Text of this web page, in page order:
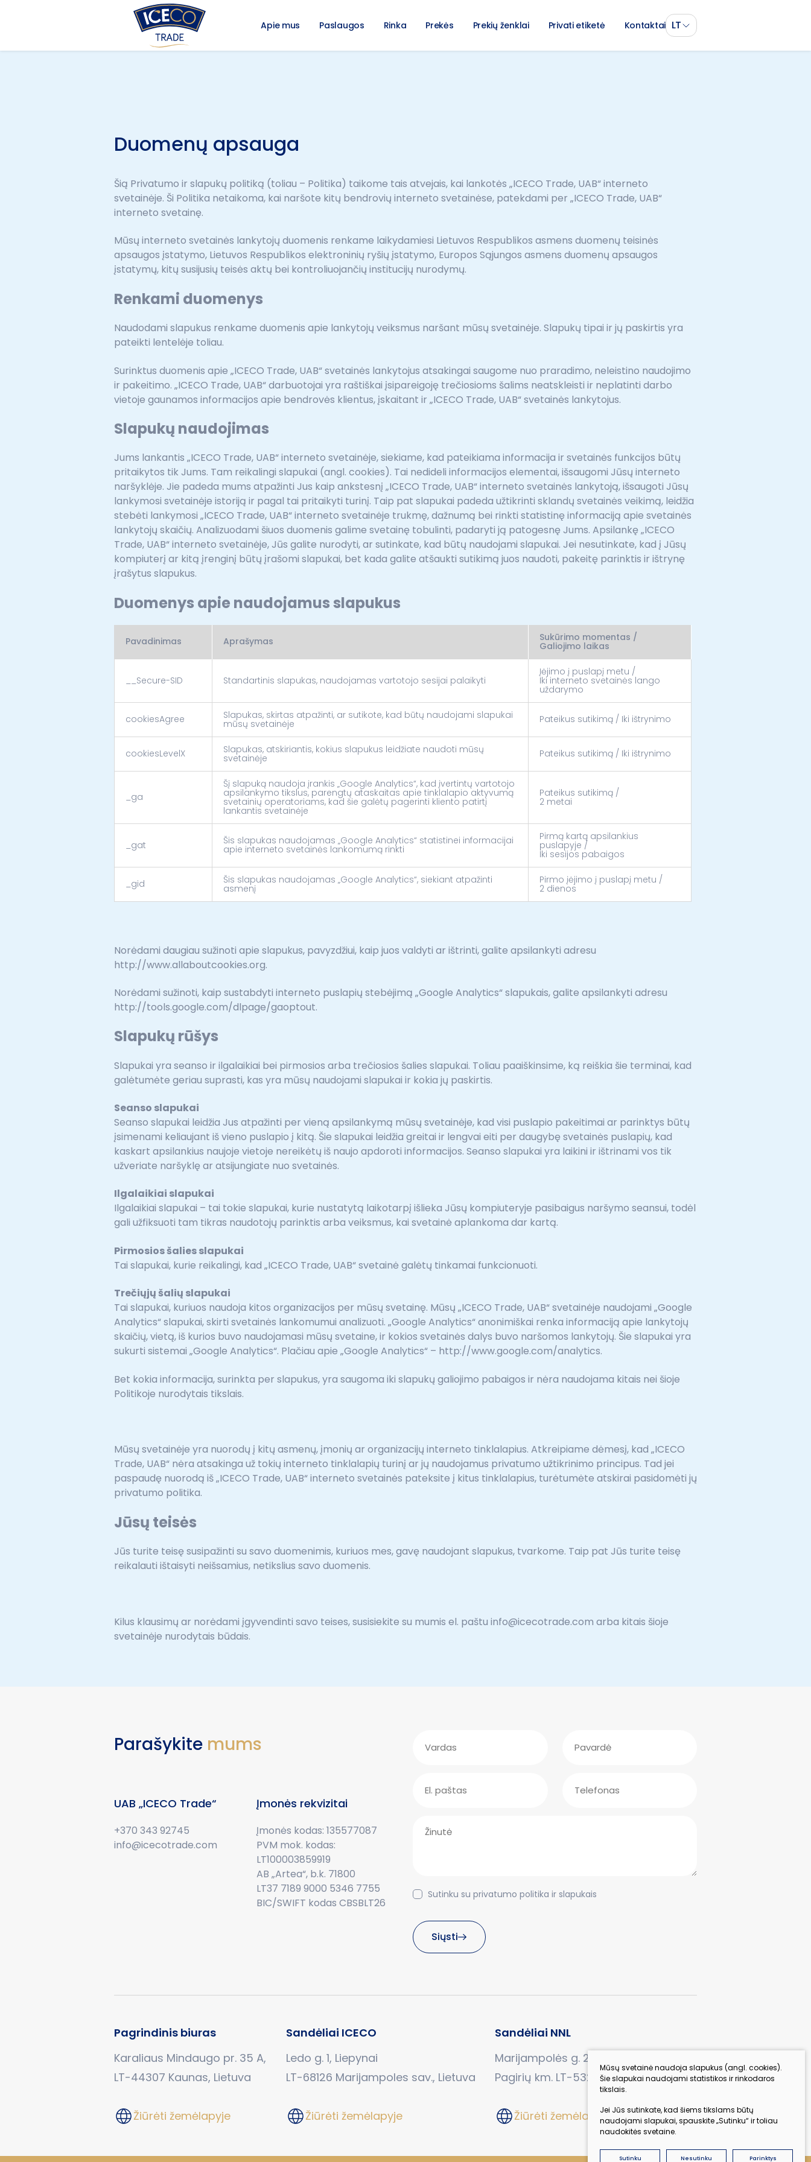
Apie mus Paslaugos Rinka Prekės Prekių ženklai Privati etiketė Kontaktai LT
Duomenų apsauga
Šią Privatumo ir slapukų politiką (toliau – Politika) taikome tais atvejais, kai lankotės „ICECO Trade, UAB“ interneto
svetainėje. Ši Politika netaikoma, kai naršote kitų bendrovių interneto svetainėse, patekdami per „ICECO Trade, UAB“
interneto svetainę.
Mūsų interneto svetainės lankytojų duomenis renkame laikydamiesi Lietuvos Respublikos asmens duomenų teisinės
apsaugos įstatymo, Lietuvos Respublikos elektroninių ryšių įstatymo, Europos Sąjungos asmens duomenų apsaugos
įstatymų, kitų susijusių teisės aktų bei kontroliuojančių institucijų nurodymų.
Renkami duomenys
Naudodami slapukus renkame duomenis apie lankytojų veiksmus naršant mūsų svetainėje. Slapukų tipai ir jų paskirtis yra
pateikti lentelėje toliau.
Surinktus duomenis apie „ICECO Trade, UAB“ svetainės lankytojus atsakingai saugome nuo praradimo, neleistino naudojimo
ir pakeitimo. „ICECO Trade, UAB“ darbuotojai yra raštiškai įsipareigoję trečiosioms šalims neatskleisti ir neplatinti darbo
vietoje gaunamos informacijos apie bendrovės klientus, įskaitant ir „ICECO Trade, UAB“ svetainės lankytojus.
Slapukų naudojimas
Jums lankantis „ICECO Trade, UAB“ interneto svetainėje, siekiame, kad pateikiama informacija ir svetainės funkcijos būtų
pritaikytos tik Jums. Tam reikalingi slapukai (angl. cookies). Tai nedideli informacijos elementai, išsaugomi Jūsų interneto
naršyklėje. Jie padeda mums atpažinti Jus kaip ankstesnį „ICECO Trade, UAB“ interneto svetainės lankytoją, išsaugoti Jūsų
lankymosi svetainėje istoriją ir pagal tai pritaikyti turinį. Taip pat slapukai padeda užtikrinti sklandų svetainės veikimą, leidžia
stebėti lankymosi „ICECO Trade, UAB“ interneto svetainėje trukmę, dažnumą bei rinkti statistinę informaciją apie svetainės
lankytojų skaičių. Analizuodami šiuos duomenis galime svetainę tobulinti, padaryti ją patogesnę Jums. Apsilankę „ICECO
Trade, UAB“ interneto svetainėje, Jūs galite nurodyti, ar sutinkate, kad būtų naudojami slapukai. Jei nesutinkate, kad į Jūsų
kompiuterį ar kitą įrenginį būtų įrašomi slapukai, bet kada galite atšaukti sutikimą juos naudoti, pakeitę parinktis ir ištrynę
įrašytus slapukus.
Duomenys apie naudojamus slapukus
Pavadinimas Aprašymas Sukūrimo momentas /
Galiojimo laikas
__Secure-SID Standartinis slapukas, naudojamas vartotojo sesijai palaikyti
Įėjimo į puslapį metu /
Iki interneto svetainės lango
uždarymo
cookiesAgree Slapukas, skirtas atpažinti, ar sutikote, kad būtų naudojami slapukai
mūsų svetainėje Pateikus sutikimą / Iki ištrynimo
cookiesLevelX Slapukas, atskiriantis, kokius slapukus leidžiate naudoti mūsų
svetainėje Pateikus sutikimą / Iki ištrynimo
_ga
Šį slapuką naudoja įrankis „Google Analytics“, kad įvertintų vartotojo
apsilankymo tikslus, parengtų ataskaitas apie tinklalapio aktyvumą
svetainių operatoriams, kad šie galėtų pagerinti kliento patirtį
lankantis svetainėje
Pateikus sutikimą /
2 metai
_gat Šis slapukas naudojamas „Google Analytics“ statistinei informacijai
apie interneto svetainės lankomumą rinkti
Pirmą kartą apsilankius
puslapyje /
Iki sesijos pabaigos
_gid Šis slapukas naudojamas „Google Analytics“, siekiant atpažinti
asmenį
Pirmo įėjimo į puslapį metu /
2 dienos
Norėdami daugiau sužinoti apie slapukus, pavyzdžiui, kaip juos valdyti ar ištrinti, galite apsilankyti adresu
http://www.allaboutcookies.org.
Norėdami sužinoti, kaip sustabdyti interneto puslapių stebėjimą „Google Analytics“ slapukais, galite apsilankyti adresu
http://tools.google.com/dlpage/gaoptout.
Slapukų rūšys
Slapukai yra seanso ir ilgalaikiai bei pirmosios arba trečiosios šalies slapukai. Toliau paaiškinsime, ką reiškia šie terminai, kad
galėtumėte geriau suprasti, kas yra mūsų naudojami slapukai ir kokia jų paskirtis.
Seanso slapukai
Seanso slapukai leidžia Jus atpažinti per vieną apsilankymą mūsų svetainėje, kad visi puslapio pakeitimai ar parinktys būtų
įsimenami keliaujant iš vieno puslapio į kitą. Šie slapukai leidžia greitai ir lengvai eiti per daugybę svetainės puslapių, kad
kaskart apsilankius naujoje vietoje nereikėtų iš naujo apdoroti informacijos. Seanso slapukai yra laikini ir ištrinami vos tik
užveriate naršyklę ar atsijungiate nuo svetainės.
Ilgalaikiai slapukai
Ilgalaikiai slapukai – tai tokie slapukai, kurie nustatytą laikotarpį išlieka Jūsų kompiuteryje pasibaigus naršymo seansui, todėl
gali užfiksuoti tam tikras naudotojų parinktis arba veiksmus, kai svetainė aplankoma dar kartą.
Pirmosios šalies slapukai
Tai slapukai, kurie reikalingi, kad „ICECO Trade, UAB“ svetainė galėtų tinkamai funkcionuoti.
Trečiųjų šalių slapukai
Tai slapukai, kuriuos naudoja kitos organizacijos per mūsų svetainę. Mūsų „ICECO Trade, UAB“ svetainėje naudojami „Google
Analytics“ slapukai, skirti svetainės lankomumui analizuoti. „Google Analytics“ anonimiškai renka informaciją apie lankytojų
skaičių, vietą, iš kurios buvo naudojamasi mūsų svetaine, ir kokios svetainės dalys buvo naršomos lankytojų. Šie slapukai yra
sukurti sistemai „Google Analytics“. Plačiau apie „Google Analytics“ – http://www.google.com/analytics.
Bet kokia informacija, surinkta per slapukus, yra saugoma iki slapukų galiojimo pabaigos ir nėra naudojama kitais nei šioje
Politikoje nurodytais tikslais.
Mūsų svetainėje yra nuorodų į kitų asmenų, įmonių ar organizacijų interneto tinklalapius. Atkreipiame dėmesį, kad „ICECO
Trade, UAB“ nėra atsakinga už tokių interneto tinklalapių turinį ar jų naudojamus privatumo užtikrinimo principus. Tad jei
paspaudę nuorodą iš „ICECO Trade, UAB“ interneto svetainės pateksite į kitus tinklalapius, turėtumėte atskirai pasidomėti jų
privatumo politika.
Jūsų teisės
Jūs turite teisę susipažinti su savo duomenimis, kuriuos mes, gavę naudojant slapukus, tvarkome. Taip pat Jūs turite teisę
reikalauti ištaisyti neišsamius, netikslius savo duomenis.
Kilus klausimų ar norėdami įgyvendinti savo teises, susisiekite su mumis el. paštu info@icecotrade.com arba kitais šioje
svetainėje nurodytais būdais.
Parašykite mums
UAB „ICECO Trade“
+370 343 92745
info@icecotrade.com
Įmonės rekvizitai
Įmonės kodas: 135577087
PVM mok. kodas:
LT100003859919
AB „Artea“, b.k. 71800
LT37 7189 9000 5346 7755
BIC/SWIFT kodas CBSBLT26
Sutinku su privatumo politika ir slapukais
Siųsti
Pagrindinis biuras
Karaliaus Mindaugo pr. 35 A,
LT-44307 Kaunas, Lietuva
Žiūrėti žemėlapyje
Sandėliai ICECO
Ledo g. 1, Liepynai
LT-68126 Marijampoles sav., Lietuva
Žiūrėti žemėlapyje
Sandėliai NNL
Marijampolės g. 27, Garliavos sen.,
Pagirių km. LT-53282 Kauno r., Lietuva
Žiūrėti žemėlapyje
Mūsų svetainė naudoja slapukus (angl. cookies).
Šie slapukai naudojami statistikos ir rinkodaros
tikslais.
Jei Jūs sutinkate, kad šiems tikslams būtų
naudojami slapukai, spauskite „Sutinku“ ir toliau
naudokitės svetaine.
Sutinku Nesutinku Parinktys